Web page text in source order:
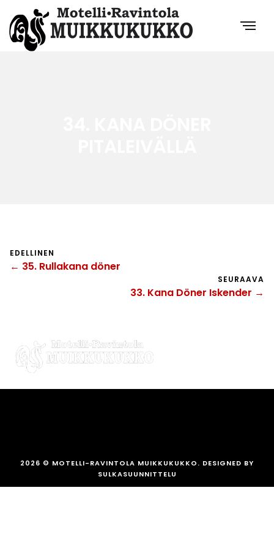
EDELLINEN
← 35. Rullakana döner
SEURAAVA
33. Kana Döner Iskender →
2026 © MOTELLI-RAVINTOLA MUIKKUKUKKO. DESIGNED BY
SULKASUUNNITTELU